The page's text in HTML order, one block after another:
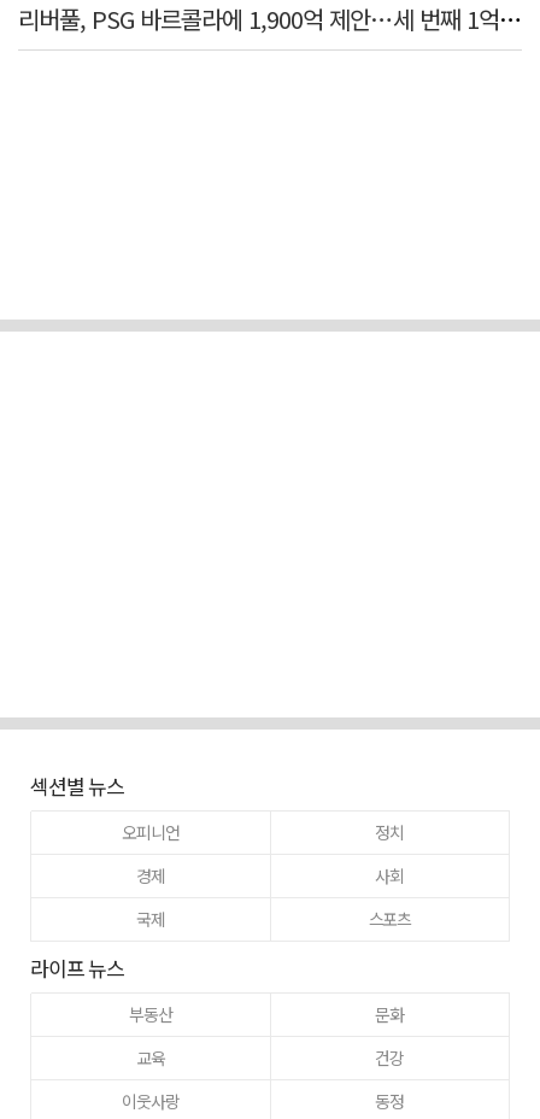
리버풀, PSG 바르콜라에 1,900억 제안…세 번째 1억 파운드 영입 추진
섹션별 뉴스
오피니언
정치
경제
사회
국제
스포츠
라이프 뉴스
부동산
문화
교육
건강
이웃사랑
동정